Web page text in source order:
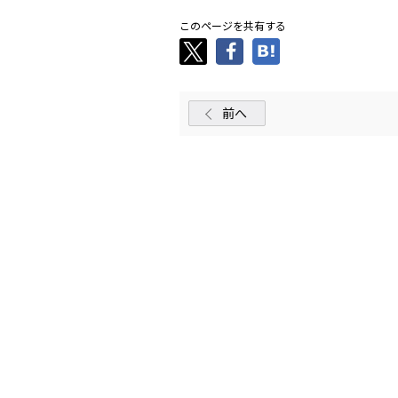
このページを共有する
前へ